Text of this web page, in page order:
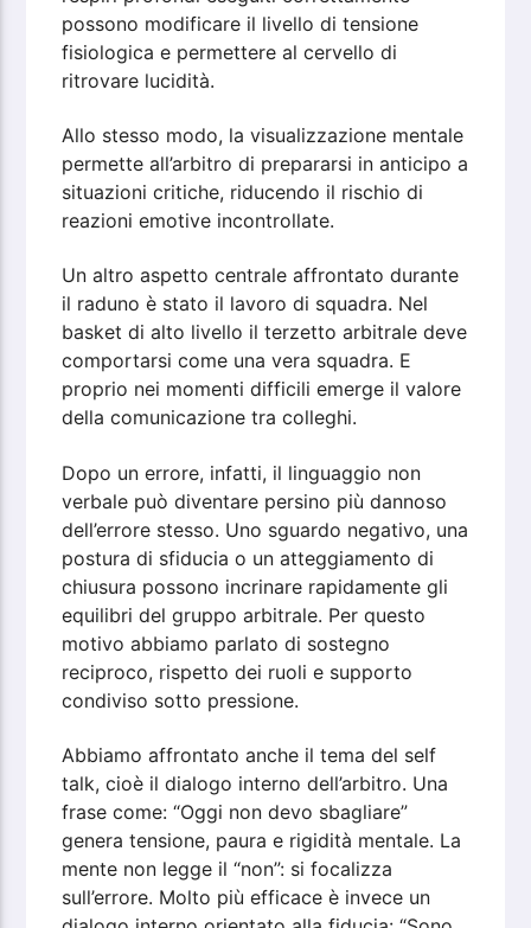
possono modificare il livello di tensione
fisiologica e permettere al cervello di
ritrovare lucidità.
Allo stesso modo, la visualizzazione mentale
permette all’arbitro di prepararsi in anticipo a
situazioni critiche, riducendo il rischio di
reazioni emotive incontrollate.
Un altro aspetto centrale affrontato durante
il raduno è stato il lavoro di squadra. Nel
basket di alto livello il terzetto arbitrale deve
comportarsi come una vera squadra. E
proprio nei momenti difficili emerge il valore
della comunicazione tra colleghi.
Dopo un errore, infatti, il linguaggio non
verbale può diventare persino più dannoso
dell’errore stesso. Uno sguardo negativo, una
postura di sfiducia o un atteggiamento di
chiusura possono incrinare rapidamente gli
equilibri del gruppo arbitrale. Per questo
motivo abbiamo parlato di sostegno
reciproco, rispetto dei ruoli e supporto
condiviso sotto pressione.
Abbiamo affrontato anche il tema del self
talk, cioè il dialogo interno dell’arbitro. Una
frase come: “Oggi non devo sbagliare”
genera tensione, paura e rigidità mentale. La
mente non legge il “non”: si focalizza
sull’errore. Molto più efficace è invece un